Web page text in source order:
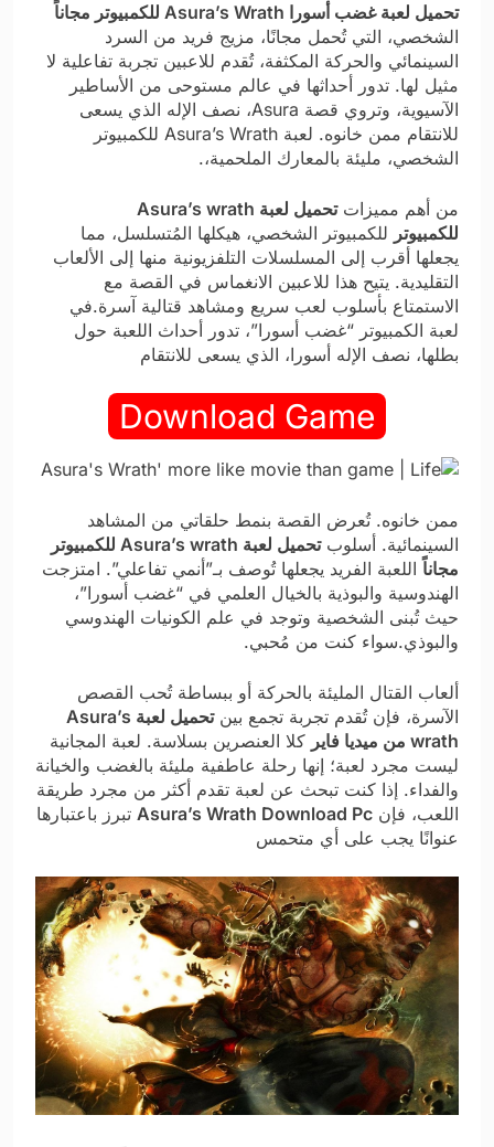
تحميل لعبة غضب أسورا Asura’s Wrath للكمبيوتر مجاناً
الشخصي، التي تُحمل مجانًا، مزيج فريد من السرد
السينمائي والحركة المكثفة، تُقدم للاعبين تجربة تفاعلية لا
مثيل لها. تدور أحداثها في عالم مستوحى من الأساطير
الآسيوية، وتروي قصة Asura، نصف الإله الذي يسعى
للانتقام ممن خانوه. لعبة Asura’s Wrath للكمبيوتر
الشخصي، مليئة بالمعارك الملحمية،.
من أهم مميزات
تحميل لعبة Asura’s wrath
للكمبيوتر للكمبيوتر الشخصي، هيكلها المُتسلسل، مما
يجعلها أقرب إلى المسلسلات التلفزيونية منها إلى الألعاب
التقليدية. يتيح هذا للاعبين الانغماس في القصة مع
الاستمتاع بأسلوب لعب سريع ومشاهد قتالية آسرة.في
لعبة الكمبيوتر “غضب أسورا”، تدور أحداث اللعبة حول
بطلها، نصف الإله أسورا، الذي يسعى للانتقام
Download Game
ممن خانوه. تُعرض القصة بنمط حلقاتي من المشاهد
السينمائية. أسلوب
تحميل لعبة Asura’s wrath للكمبيوتر
مجاناً اللعبة الفريد يجعلها تُوصف بـ”أنمي تفاعلي”. امتزجت
الهندوسية والبوذية بالخيال العلمي في “غضب أسورا”،
حيث تُبنى الشخصية وتوجد في علم الكونيات الهندوسي
والبوذي.سواء كنت من مُحبي.
ألعاب القتال المليئة بالحركة أو ببساطة تُحب القصص
الآسرة، فإن تُقدم تجربة تجمع بين
تحميل لعبة Asura’s
wrath من ميديا فاير
كلا العنصرين بسلاسة. لعبة المجانية
ليست مجرد لعبة؛ إنها رحلة عاطفية مليئة بالغضب والخيانة
والفداء. إذا كنت تبحث عن لعبة تقدم أكثر من مجرد طريقة
اللعب، فإن Asura’s Wrath Download Pc تبرز باعتبارها
عنوانًا يجب على أي متحمس